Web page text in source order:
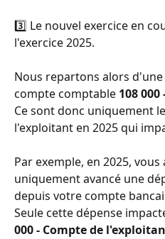
3️⃣ Le nouvel exercice en
l'exercice 2025.
Nous repartons alors
compte comptable 108
Ce sont donc uniquement
l'exploitant en 2025 qui
Par exemple, en 2025,
uniquement avancé une
depuis votre compte
Seule cette dépense
000 - Compte de